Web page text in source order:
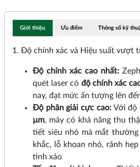
Giới thiệu Ưu điểm Thông số kỹ
1. Độ chính xác và Hiệu suất vượt
Độ chính xác cao nhất:
quét laser có độ chính xác
nay, đạt mức ấn tượng lên
Độ phân giải cực cao:Với độ
µm, máy có khả năng thu
tiết siêu nhỏ mà mắt
khắc, lỗ khoan nhỏ, rãnh
tinh xảo